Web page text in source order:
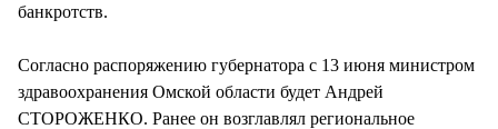
банкротств.
Согласно распоряжению губернатора с 13 июня министром
здравоохранения Омской области будет Андрей
СТОРОЖЕНКО. Ранее он возглавлял региональное